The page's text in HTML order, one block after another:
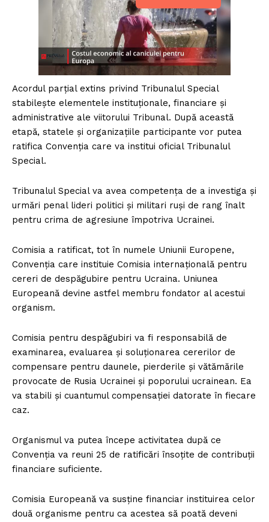
Acordul parțial extins privind Tribunalul Special
stabilește elementele instituționale, financiare și
administrative ale viitorului Tribunal. După această
etapă, statele și organizațiile participante vor putea
ratifica Convenția care va institui oficial Tribunalul
Special.
Tribunalul Special va avea competența de a investiga și
urmări penal lideri politici și militari ruși de rang înalt
pentru crima de agresiune împotriva Ucrainei.
Comisia a ratificat, tot în numele Uniunii Europene,
Convenția care instituie Comisia internațională pentru
cereri de despăgubire pentru Ucraina. Uniunea
Europeană devine astfel membru fondator al acestui
organism.
Comisia pentru despăgubiri va fi responsabilă de
examinarea, evaluarea și soluționarea cererilor de
compensare pentru daunele, pierderile și vătămările
provocate de Rusia Ucrainei și poporului ucrainean. Ea
va stabili și cuantumul compensației datorate în fiecare
caz.
Organismul va putea începe activitatea după ce
Convenția va reuni 25 de ratificări însoțite de contribuții
financiare suficiente.
Comisia Europeană va susține financiar instituirea celor
două organisme pentru ca acestea să poată deveni